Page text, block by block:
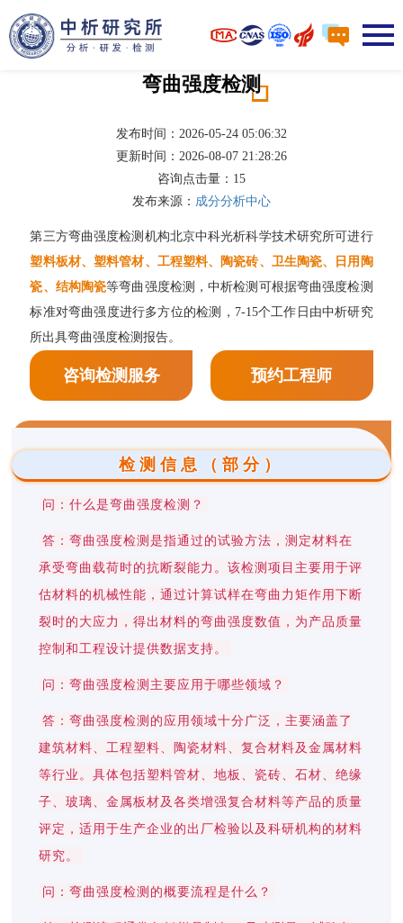
弯曲强度检测
发布时间：2026-05-24 05:06:32
更新时间：2026-08-07 21:28:26
咨询点击量： 15
发布来源： 成分分析中心
第三方弯曲强度检测机构北京中科光析科学技术研究所可进行
塑料板材、塑料管材、工程塑料、陶瓷砖、卫生陶瓷、日用陶
瓷、结构陶瓷等弯曲强度检测，中析检测可根据弯曲强度检测
标准对弯曲强度进行多方位的检测，7-15个工作日由中析研究
所出具弯曲强度检测报告。
咨询检测服务 预约工程师
检测信息（部分）
问：什么是弯曲强度检测？
答：弯曲强度检测是指通过的试验方法，测定材料在
承受弯曲载荷时的抗断裂能力。该检测项目主要用于评
估材料的机械性能，通过计算试样在弯曲力矩作用下断
裂时的大应力，得出材料的弯曲强度数值，为产品质量
控制和工程设计提供数据支持。
问：弯曲强度检测主要应用于哪些领域？
答：弯曲强度检测的应用领域十分广泛，主要涵盖了
建筑材料、工程塑料、陶瓷材料、复合材料及金属材料
等行业。具体包括塑料管材、地板、瓷砖、石材、绝缘
子、玻璃、金属板材及各类增强复合材料等产品的质量
评定，适用于生产企业的出厂检验以及科研机构的材料
研究。
问：弯曲强度检测的概要流程是什么？